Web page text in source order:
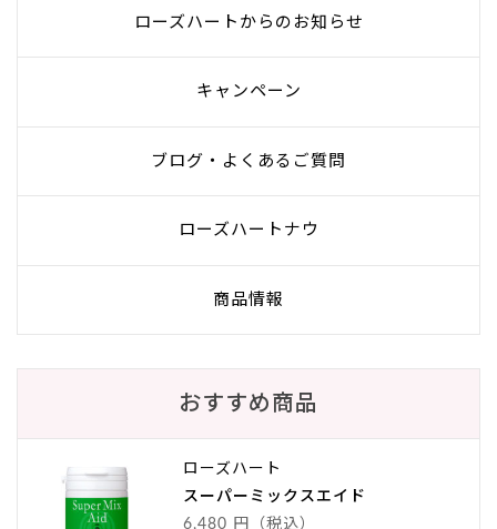
ローズハートからのお知らせ
キャンペーン
ブログ・よくあるご質問
ローズハートナウ
商品情報
おすすめ商品
ローズハート
スーパーミックスエイド
6,480 円（税込）